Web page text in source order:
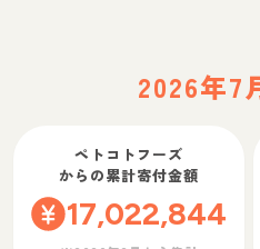
2026年7
ペトコトフーズ
からの累計寄付金額
17,022,844